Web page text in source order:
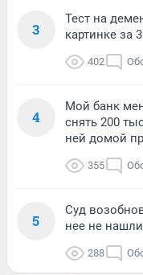
3
Тест на
картинке за
402
4
Мой банк
снять 200
ней домой
355
5
Суд
нее не
288